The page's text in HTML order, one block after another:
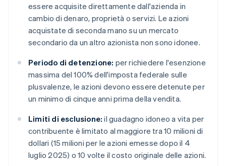
essere acquisite direttamente dall'azienda in
cambio di denaro, proprietà o servizi. Le azioni
acquistate di seconda mano su un mercato
secondario da un altro azionista non sono idonee.
Periodo di detenzione: per richiedere l'esenzione
massima del 100% dell'imposta federale sulle
plusvalenze, le azioni devono essere detenute per
un minimo di cinque anni prima della vendita.
Limiti di esclusione: il guadagno idoneo a vita per
contribuente è limitato al maggiore tra 10 milioni di
dollari (15 milioni per le azioni emesse dopo il 4
luglio 2025) o 10 volte il costo originale delle azioni.